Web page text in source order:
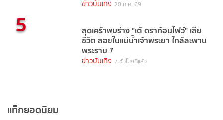
ข่าวบันเทิง 20 ก.ค. 69
5 สุดเศร้าพบร่าง "เต้ ดราก้อนไฟว์" เสีย
ชีวิต ลอยในแม่น้ำเจ้าพระยา ใกล้สะพาน
พระราม 7
ข่าวบันเทิง 7 ชั่วโมงที่แล้ว
แท็กยอดนิยม